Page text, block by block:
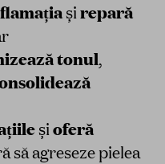
șirepară
tonul,
șioferă
să agreseze pielea